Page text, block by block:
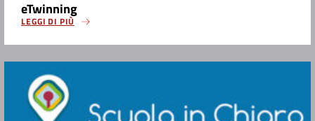
eTwinning
LEGGI DI PIÙ